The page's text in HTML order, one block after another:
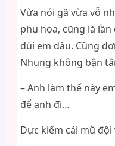
Vừa nói gã vừa vỗ
phụ họa, cũng là
đùi em dâu. Cũng
Nhung không bận
– Anh làm thế này
để anh đi…
Dực kiếm cái mũ đội